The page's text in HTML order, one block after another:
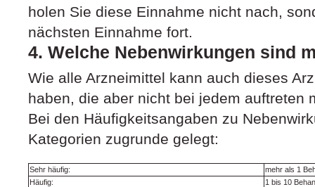
holen Sie diese Einnahme nicht nach,
nächsten Einnahme fort.
4. Welche Nebenwirkungen sind
Wie alle Arzneimittel kann auch dieses
haben, die aber nicht bei jedem auftreten
Bei den Häufigkeitsangaben zu
Kategorien zugrunde gelegt:
Sehr häufig:
mehr als 1
Häufig:
1 bis 10